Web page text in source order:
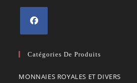
dans
nouvel
Catégories De Produits
MONNAIES ROYALES ET DIVERS